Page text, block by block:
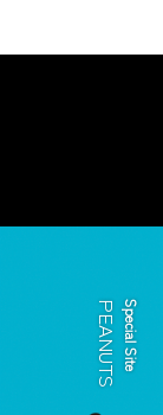
Special Site
PEANUTS